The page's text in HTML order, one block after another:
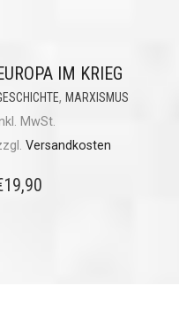
IM KRIEG
, MARXISMUS
MwSt.
Versandkosten
19,90